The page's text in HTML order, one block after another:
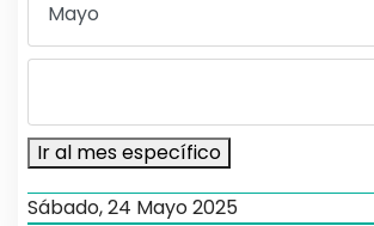
Ir al mes específico
Sábado, 24 Mayo 2025